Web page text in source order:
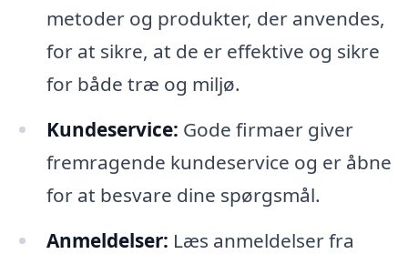
metoder og produkter, der anvendes,
for at sikre, at de er effektive og sikre
for både træ og miljø.
Kundeservice: Gode firmaer giver
fremragende kundeservice og er åbne
for at besvare dine spørgsmål.
Anmeldelser: Læs anmeldelser fra